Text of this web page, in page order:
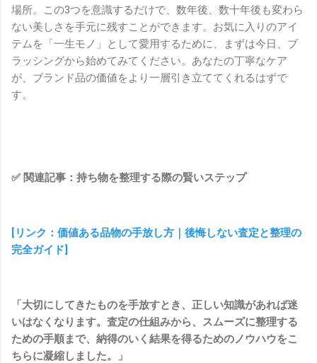
場所。この3つを意識するだけで、数年後、数十年後も変わら
ない美しさを手元に残すことができます。お気に入りのアイ
テムを「一生モノ」として愛用するために、まずは今日、ブ
ラッシングから始めてみてください。あなたの丁寧なケア
が、ブランド品の価値をより一層引き立ててくれるはずで
す。
✅ 関連記事：持ち物を整理する際の賢いステップ
[リンク：価値ある品物の手放し方｜後悔しない査定と整理の
完全ガイド]
「大切にしてきたものを手放すとき、正しい知識があれば迷
いはなくなります。査定の仕組みから、スムーズに整理する
ための手順まで、納得のいく結果を得るためのノウハウをこ
ちらに凝縮しました。」